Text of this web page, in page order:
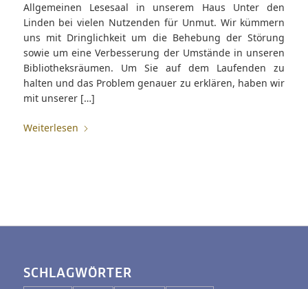
Allgemeinen Lesesaal in unserem Haus Unter den
Linden bei vielen Nutzenden für Unmut. Wir kümmern
uns mit Dringlichkeit um die Behebung der Störung
sowie um eine Verbesserung der Umstände in unseren
Bibliotheksräumen. Um Sie auf dem Laufenden zu
halten und das Problem genauer zu erklären, haben wir
mit unserer […]
Weiterlesen
SCHLAGWÖRTER